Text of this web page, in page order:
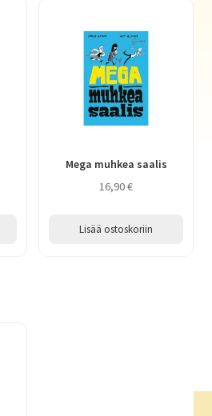
Mega muhkea saalis
16,90€
Lisää ostoskoriin